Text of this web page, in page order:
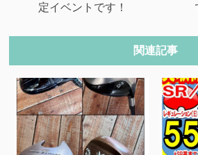
定イベントです！
関連記事